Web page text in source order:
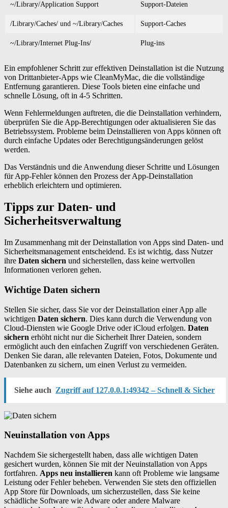
~/Library/Application Support Support-Dateien
/Library/Caches/ und ~/Library/Caches Support-Caches
~/Library/Internet Plug-Ins/ Plug-ins
Ein empfohlener Schritt zur effektiven Deinstallation ist die Nutzung
von Drittanbieter-Apps wie CleanMyMac, die die vollständige
Entfernung garantieren. Diese Tools bieten eine einfache und
schnelle Lösung, oft in 4-5 Schritten.
Wenn Fehlermeldungen auftreten, die die Deinstallation verhindern,
überprüfen Sie die App-Berechtigungen oder aktualisieren Sie das
Betriebssystem. Probleme beim Deinstallieren von Apps können oft
durch einfache Updates oder Berechtigungsänderungen gelöst
werden.
Das Verständnis und die Anwendung dieser Schritte und Lösungen
für App-Fehler können den Prozess der App-Deinstallation
erheblich erleichtern und optimieren.
Tipps zur Daten- und
Sicherheitsverwaltung
Im Zusammenhang mit der Deinstallation von Apps sind Daten- und
Sicherheitsmanagement entscheidend. Es ist wichtig, dass Nutzer
ihre Daten sichern und sicherstellen, dass keine wertvollen
Informationen verloren gehen.
Wichtige Daten sichern
Stellen Sie sicher, dass Sie vor der Deinstallation einer App alle
wichtigen Daten sichern. Dies kann durch die Verwendung von
Cloud-Diensten wie Google Drive oder iCloud erfolgen. Daten
sichern erhöht nicht nur die Sicherheit Ihrer Dateien, sondern
ermöglicht auch den einfachen Zugriff von verschiedenen Geräten.
Denken Sie daran, alle relevanten Dateien, Fotos, Dokumente und
Datenbanken zu sichern, um einen Verlust zu vermeiden.
Siehe auch Zugriff auf 127.0.0.1:49342 – Schnell & Sicher
Neuinstallation von Apps
Nachdem Sie sichergestellt haben, dass alle wichtigen Daten
gesichert wurden, können Sie mit der Neuinstallation von Apps
fortfahren. Apps neu installieren kann oft Probleme wie langsame
Leistung oder Fehler beheben. Verwenden Sie stets den offiziellen
App Store für Downloads, um sicherzustellen, dass Sie keine
schädliche Software wie Adware oder andere Malware